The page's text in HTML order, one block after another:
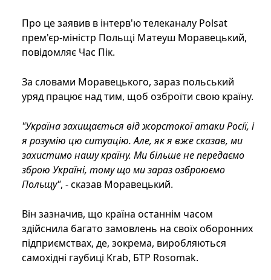
Про це заявив в інтерв'ю телеканалу Polsat
прем'єр-міністр Польщі Матеуш Моравецький,
повідомляє Час Пік.
За словами Моравецького, зараз польський
уряд працює над тим, щоб озброїти свою країну.
"Україна захищається від жорстокої атаки Росії, і
я розумію цю ситуацію. Але, як я вже сказав, ми
захистимо нашу країну. Ми більше не передаємо
зброю Україні, тому що ми зараз озброюємо
Польщу", - сказав Моравецький.
Він зазначив, що країна останнім часом
здійснила багато замовлень на своїх оборонних
підприємствах, де, зокрема, виробляються
самохідні гаубиці Krab, БТР Rosomak.